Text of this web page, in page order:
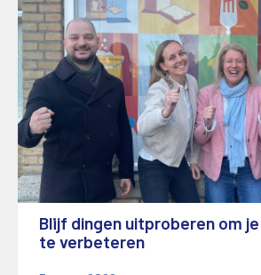
Blijf dingen uitproberen om
te verbeteren